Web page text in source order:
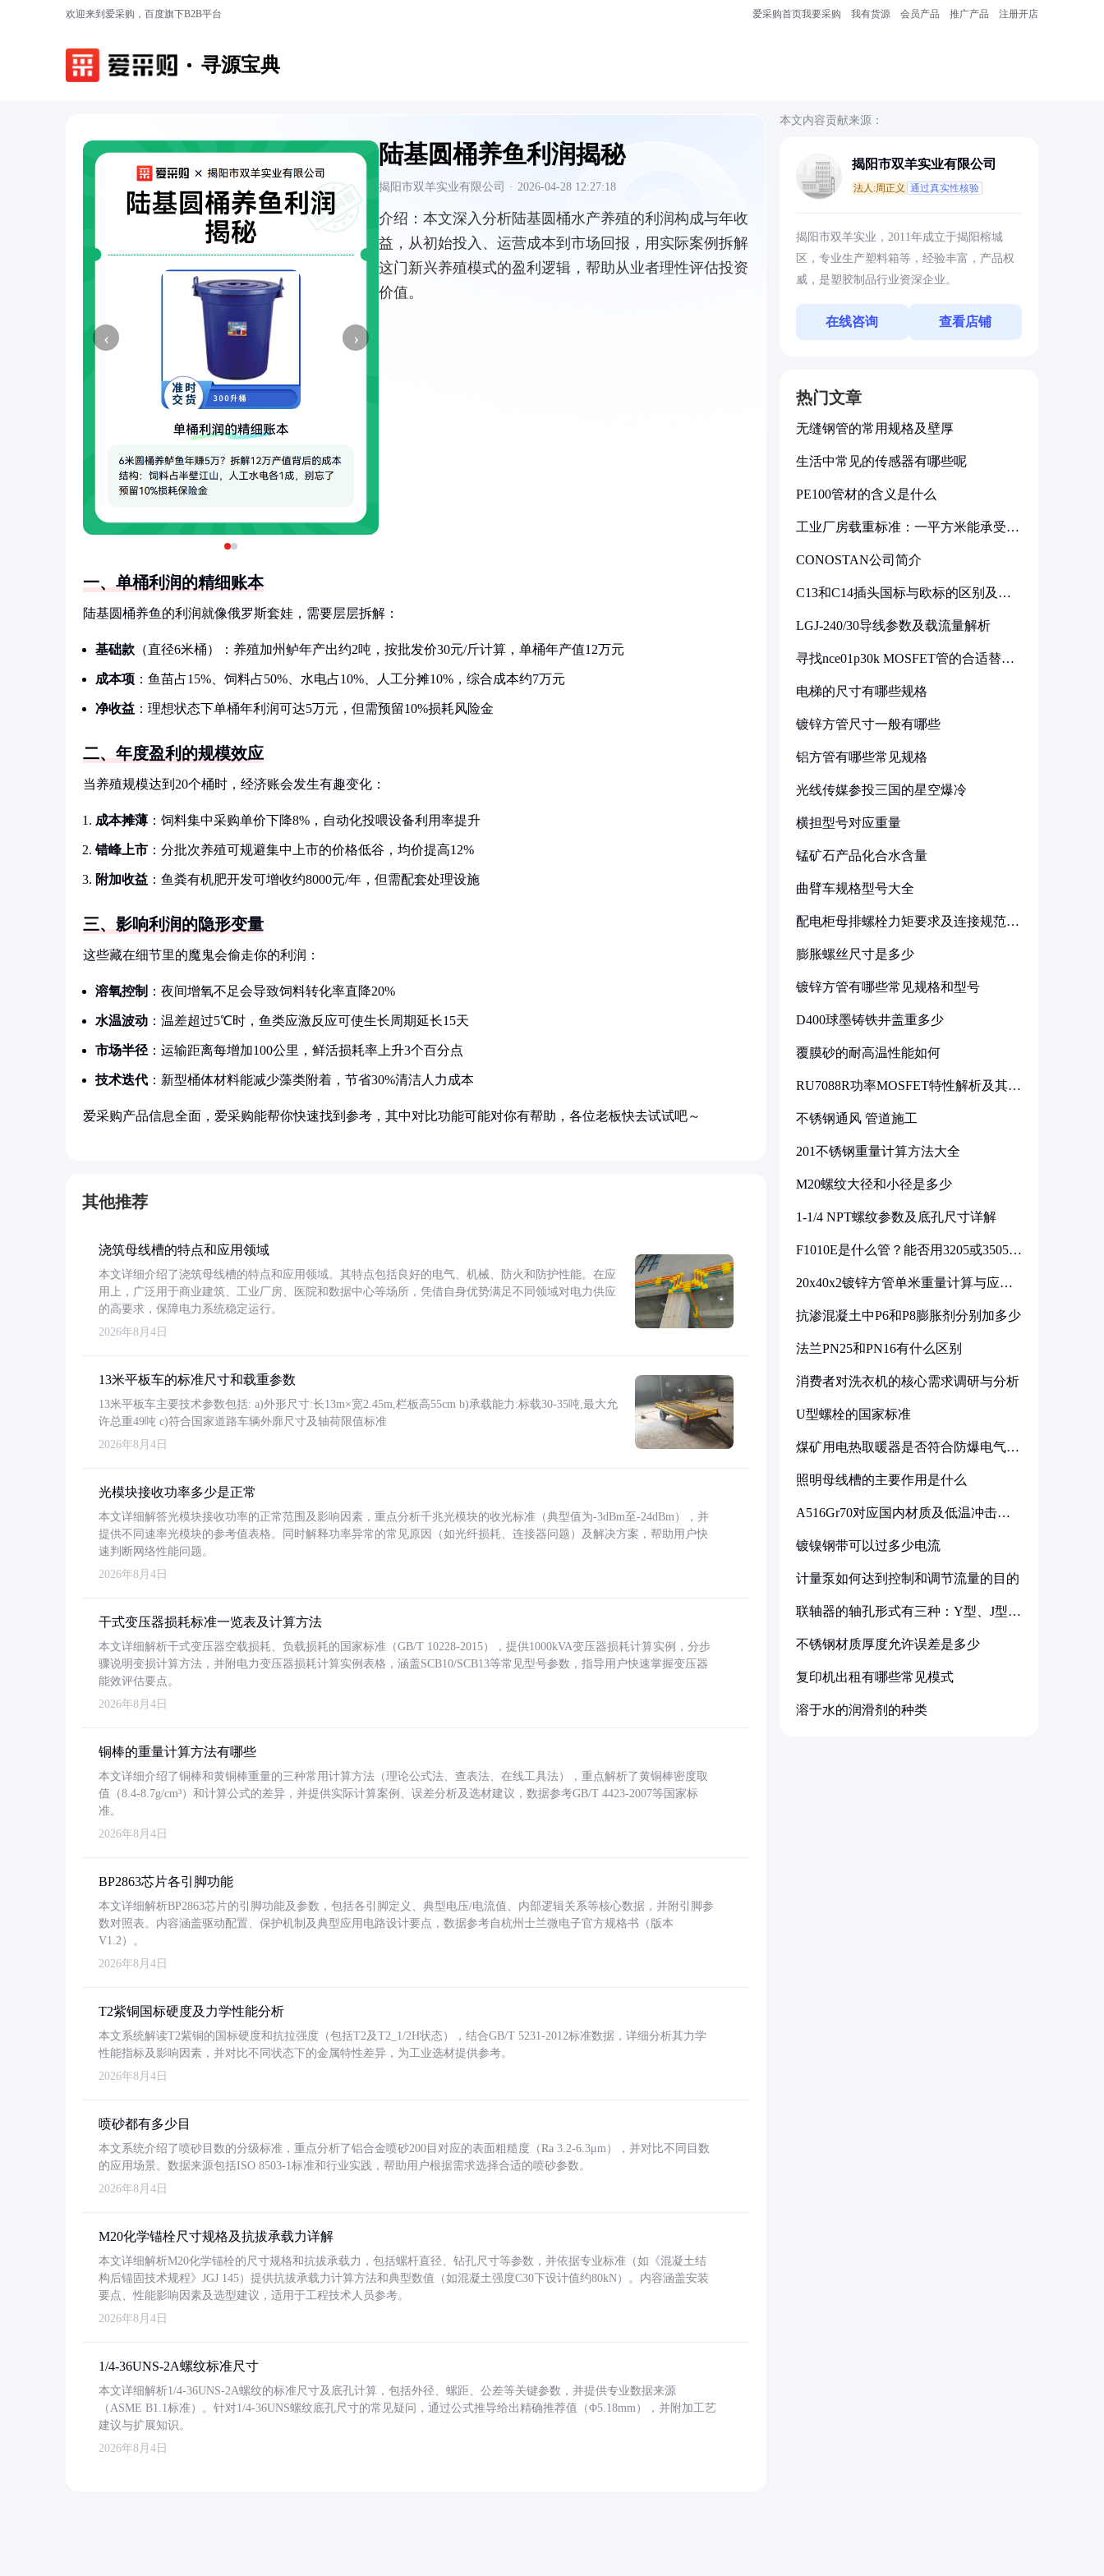
欢迎来到爱采购，百度旗下B2B平台 爱采购首页我要采购 我有货源 会员产品 推广产品 注册开店
寻源宝典
‹ ›
陆基圆桶养鱼利润揭秘
揭阳市双羊实业有限公司 · 2026-04-28 12:27:18
介绍： 本文深入分析陆基圆桶水产养殖的利润构成与年收
益，从初始投入、运营成本到市场回报，用实际案例拆解
这门新兴养殖模式的盈利逻辑，帮助从业者理性评估投资
价值。
一、单桶利润的精细账本
陆基圆桶养鱼的利润就像俄罗斯套娃，需要层层拆解：
基础款 （直径6米桶）：养殖加州鲈年产出约2吨，按批发价30元/斤计算，单桶年产值12万元
成本项 ：鱼苗占15%、饲料占50%、水电占10%、人工分摊10%，综合成本约7万元
净收益 ：理想状态下单桶年利润可达5万元，但需预留10%损耗风险金
二、年度盈利的规模效应
当养殖规模达到20个桶时，经济账会发生有趣变化：
成本摊薄 ：饲料集中采购单价下降8%，自动化投喂设备利用率提升
错峰上市 ：分批次养殖可规避集中上市的价格低谷，均价提高12%
附加收益 ：鱼粪有机肥开发可增收约8000元/年，但需配套处理设施
三、影响利润的隐形变量
这些藏在细节里的魔鬼会偷走你的利润：
溶氧控制 ：夜间增氧不足会导致饲料转化率直降20%
水温波动 ：温差超过5℃时，鱼类应激反应可使生长周期延长15天
市场半径 ：运输距离每增加100公里，鲜活损耗率上升3个百分点
技术迭代 ：新型桶体材料能减少藻类附着，节省30%清洁人力成本
爱采购产品信息全面，爱采购能帮你快速找到参考，其中对比功能可能对你有帮助，各位老板快去试试吧～
其他推荐
浇筑母线槽的特点和应用领域
本文详细介绍了浇筑母线槽的特点和应用领域。其特点包括良好的电气、机械、防火和防护性能。在应
用上，广泛用于商业建筑、工业厂房、医院和数据中心等场所，凭借自身优势满足不同领域对电力供应
的高要求，保障电力系统稳定运行。
2026年8月4日
13米平板车的标准尺寸和载重参数
13米平板车主要技术参数包括: a)外形尺寸:长13m×宽2.45m,栏板高55cm b)承载能力:标载30-35吨,最大允
许总重49吨 c)符合国家道路车辆外廓尺寸及轴荷限值标准
2026年8月4日
光模块接收功率多少是正常
本文详细解答光模块接收功率的正常范围及影响因素，重点分析千兆光模块的收光标准（典型值为-3dBm至-24dBm），并
提供不同速率光模块的参考值表格。同时解释功率异常的常见原因（如光纤损耗、连接器问题）及解决方案，帮助用户快
速判断网络性能问题。
2026年8月4日
干式变压器损耗标准一览表及计算方法
本文详细解析干式变压器空载损耗、负载损耗的国家标准（GB/T 10228-2015），提供1000kVA变压器损耗计算实例，分步
骤说明变损计算方法，并附电力变压器损耗计算实例表格，涵盖SCB10/SCB13等常见型号参数，指导用户快速掌握变压器
能效评估要点。
2026年8月4日
铜棒的重量计算方法有哪些
本文详细介绍了铜棒和黄铜棒重量的三种常用计算方法（理论公式法、查表法、在线工具法），重点解析了黄铜棒密度取
值（8.4-8.7g/cm³）和计算公式的差异，并提供实际计算案例、误差分析及选材建议，数据参考GB/T 4423-2007等国家标
准。
2026年8月4日
BP2863芯片各引脚功能
本文详细解析BP2863芯片的引脚功能及参数，包括各引脚定义、典型电压/电流值、内部逻辑关系等核心数据，并附引脚参
数对照表。内容涵盖驱动配置、保护机制及典型应用电路设计要点，数据参考自杭州士兰微电子官方规格书（版本
V1.2）。
2026年8月4日
T2紫铜国标硬度及力学性能分析
本文系统解读T2紫铜的国标硬度和抗拉强度（包括T2及T2_1/2H状态），结合GB/T 5231-2012标准数据，详细分析其力学
性能指标及影响因素，并对比不同状态下的金属特性差异，为工业选材提供参考。
2026年8月4日
喷砂都有多少目
本文系统介绍了喷砂目数的分级标准，重点分析了铝合金喷砂200目对应的表面粗糙度（Ra 3.2-6.3μm），并对比不同目数
的应用场景。数据来源包括ISO 8503-1标准和行业实践，帮助用户根据需求选择合适的喷砂参数。
2026年8月4日
M20化学锚栓尺寸规格及抗拔承载力详解
本文详细解析M20化学锚栓的尺寸规格和抗拔承载力，包括螺杆直径、钻孔尺寸等参数，并依据专业标准（如《混凝土结
构后锚固技术规程》JGJ 145）提供抗拔承载力计算方法和典型数值（如混凝土强度C30下设计值约80kN）。内容涵盖安装
要点、性能影响因素及选型建议，适用于工程技术人员参考。
2026年8月4日
1/4-36UNS-2A螺纹标准尺寸
本文详细解析1/4-36UNS-2A螺纹的标准尺寸及底孔计算，包括外径、螺距、公差等关键参数，并提供专业数据来源
（ASME B1.1标准）。针对1/4-36UNS螺纹底孔尺寸的常见疑问，通过公式推导给出精确推荐值（Φ5.18mm），并附加工艺
建议与扩展知识。
2026年8月4日
本文内容贡献来源：
揭阳市双羊实业有限公司
法人:周正义 通过真实性核验
揭阳市双羊实业，2011年成立于揭阳榕城
区，专业生产塑料箱等，经验丰富，产品权
威，是塑胶制品行业资深企业。
在线咨询 查看店铺
热门文章
无缝钢管的常用规格及壁厚
生活中常见的传感器有哪些呢
PE100管材的含义是什么
工业厂房载重标准：一平方米能承受多
CONOSTAN公司简介
C13和C14插头国标与欧标的区别及其
LGJ-240/30导线参数及载流量解析
寻找nce01p30k MOSFET管的合适替代
电梯的尺寸有哪些规格
镀锌方管尺寸一般有哪些
铝方管有哪些常见规格
光线传媒参投三国的星空爆冷
横担型号对应重量
锰矿石产品化合水含量
曲臂车规格型号大全
配电柜母排螺栓力矩要求及连接规范详
膨胀螺丝尺寸是多少
镀锌方管有哪些常见规格和型号
D400球墨铸铁井盖重多少
覆膜砂的耐高温性能如何
RU7088R功率MOSFET特性解析及其在
不锈钢通风 管道施工
201不锈钢重量计算方法大全
M20螺纹大径和小径是多少
1-1/4 NPT螺纹参数及底孔尺寸详解
F1010E是什么管？能否用3205或3505代
20x40x2镀锌方管单米重量计算与应用
抗渗混凝土中P6和P8膨胀剂分别加多少
法兰PN25和PN16有什么区别
消费者对洗衣机的核心需求调研与分析
U型螺栓的国家标准
煤矿用电热取暖器是否符合防爆电气设
照明母线槽的主要作用是什么
A516Gr70对应国内材质及低温冲击要
镀镍钢带可以过多少电流
计量泵如何达到控制和调节流量的目的
联轴器的轴孔形式有三种：Y型、J型、
不锈钢材质厚度允许误差是多少
复印机出租有哪些常见模式
溶于水的润滑剂的种类